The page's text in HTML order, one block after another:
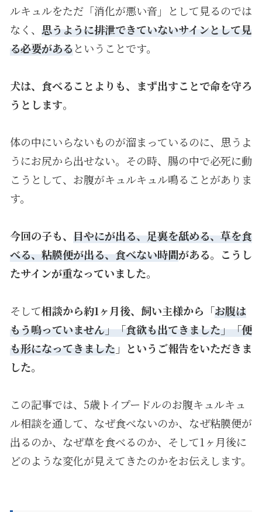
ルキュルをただ「消化が悪い音」として見るのでは
なく、 思うように排泄できていないサインとして見
る必要があるということです。
犬は、食べることよりも、まず出すことで命を守ろ
うとします。
体の中にいらないものが溜まっているのに、思うよ
うにお尻から出せない。その時、腸の中で必死に動
こうとして、お腹がキュルキュル鳴ることがありま
す。
今回の子も、 目やにが出る、足裏を舐める、草を食
べる、粘膜便が出る、食べない時間がある。こうし
たサインが重なっていました。
そして相談から約1ヶ月後、飼い主様から「お腹は
もう鳴っていません」「食欲も出てきました」「便
も形になってきました」というご報告をいただきま
した。
この記事では、5歳トイプードルのお腹キュルキュ
ル相談を通して、なぜ食べないのか、なぜ粘膜便が
出るのか、なぜ草を食べるのか、そして1ヶ月後に
どのような変化が見えてきたのかをお伝えします。